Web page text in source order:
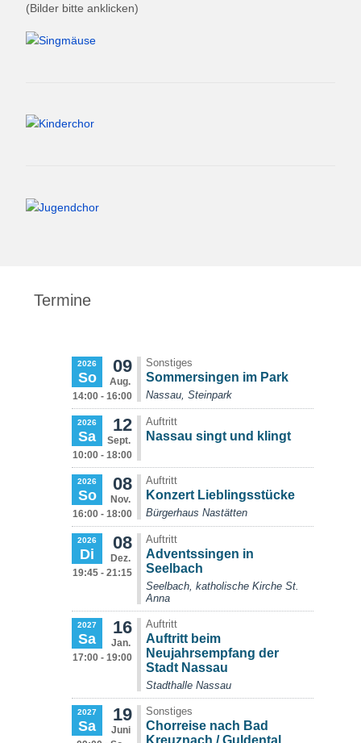
(Bilder bitte anklicken)
Termine